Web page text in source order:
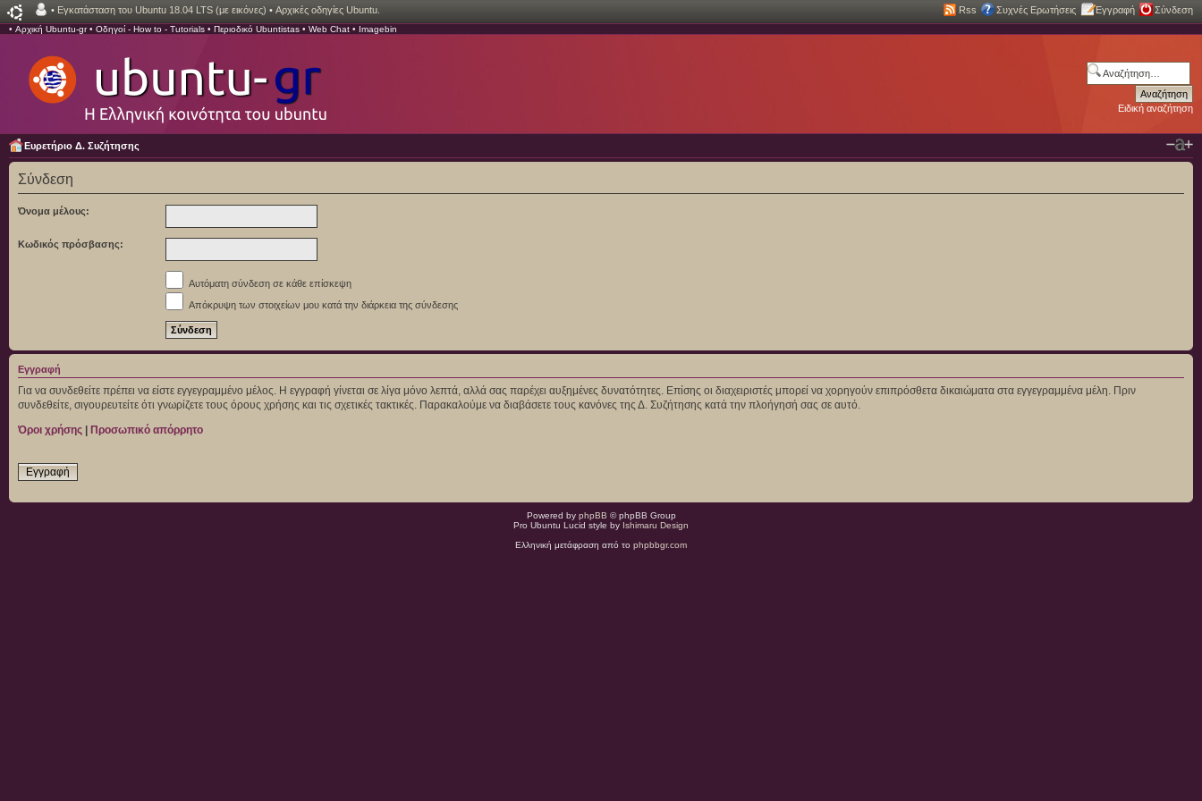
• Εγκατάσταση του Ubuntu 18.04 LTS (με εικόνες) • Αρχικές οδηγίες Ubuntu. Rss Συχνές Ερωτήσεις Εγγραφή Σύνδεση
• Αρχική Ubuntu-gr• Οδηγοί - How to - Tutorials • Περιοδικό Ubuntistas • Web Chat • Imagebin
Ειδική αναζήτηση
Ευρετήριο Δ. Συζήτησης
Σύνδεση
Όνομα μέλους:
Κωδικός πρόσβασης:
Αυτόματη σύνδεση σε κάθε επίσκεψη
Απόκρυψη των στοιχείων μου κατά την διάρκεια της σύνδεσης
Εγγραφή
Για να συνδεθείτε πρέπει να είστε εγγεγραμμένο μέλος. Η εγγραφή γίνεται σε λίγα μόνο λεπτά, αλλά σας παρέχει αυξημένες δυνατότητες. Επίσης οι διαχειριστές μπορεί να χορηγούν επιπρόσθετα δικαιώματα στα εγγεγραμμένα μέλη. Πριν
συνδεθείτε, σιγουρευτείτε ότι γνωρίζετε τους όρους χρήσης και τις σχετικές τακτικές. Παρακαλούμε να διαβάσετε τους κανόνες της Δ. Συζήτησης κατά την πλοήγησή σας σε αυτό.
Όροι χρήσης | Προσωπικό απόρρητο
Εγγραφή
Powered by phpBB © phpBB Group
Pro Ubuntu Lucid style by Ishimaru Design
Ελληνική μετάφραση από το phpbbgr.com